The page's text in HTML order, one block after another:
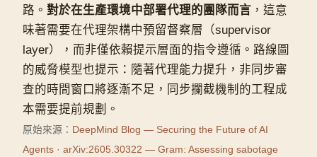
路。 對於在生產環境中部署代理的團隊而言 ，這意
味著需要在代理架構中預留督察層（supervisor
layer），而非僅依賴提示層面的指令遵循。路線圖
的威脅模型也提示：隨著代理能力提升，非同步審
查的時間窗口將逐漸不足，同步攔截機制的工程成
本需要提前規劃。
原始來源： DeepMind Blog — Securing the Future of AI
Agents · arXiv:2605.30322 — Gram: Assessing sabotage